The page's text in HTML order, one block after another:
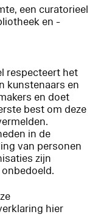
een curatorieel
en -
respecteert het
kunstenaars en
en doet
best om deze
in de
van personen
zijn
hier